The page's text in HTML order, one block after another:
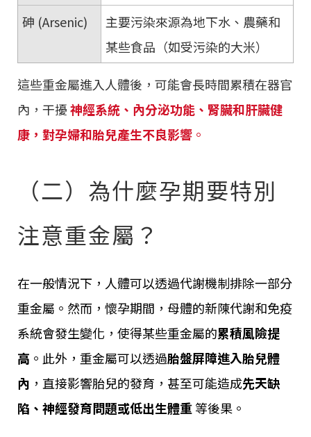
砷 (Arsenic)
主要污染來源為地下水、農藥和
某些食品（如受污染的大米）
這些重金屬進入人體後，可能會長時間累積在器官
內，干擾神經系統、內分泌功能、腎臟和肝臟健
康，對孕婦和胎兒產生不良影響 。
（二）為什麼孕期要特別
注意重金屬？
在一般情況下，人體可以透過代謝機制排除一部分
重金屬。然而，懷孕期間，母體的新陳代謝和免疫
系統會發生變化，使得某些重金屬的累積風險提
高 。此外，重金屬可以透過胎盤屏障進入胎兒體
內 ，直接影響胎兒的發育，甚至可能造成先天缺
陷、神經發育問題或低出生體重等後果。